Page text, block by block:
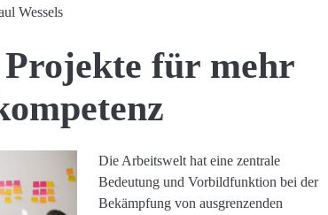
Wessels
für mehr
Die Arbeitswelt hat eine zentrale
Bedeutung und Vorbildfunktion bei der
Bekämpfung von ausgrenzenden